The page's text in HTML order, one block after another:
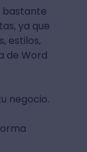
bastante
ya que
estilos,
de Word
negocio.